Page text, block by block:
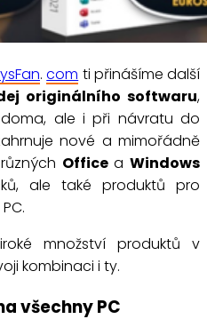
.com ti přinášíme další
originálního softwaru,
ale i při návratu do
nové a mimořádně
OfficeaWindows
ale také produktů pro
množství produktů v
kombinaci i ty.
všechny PC